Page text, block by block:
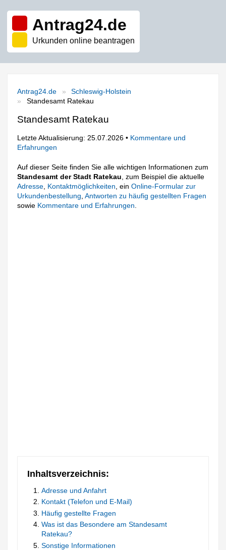
Antrag24.de
Urkunden online beantragen
Antrag24.de
Schleswig-Holstein
Standesamt Ratekau
Standesamt Ratekau
Letzte Aktualisierung: 25.07.2026 • Kommentare und
Erfahrungen
Auf dieser Seite finden Sie alle wichtigen Informationen zum
Standesamt der Stadt Ratekau , zum Beispiel die aktuelle
Adresse Kontaktmöglichkeiten , einOnline-Formular zur
Urkundenbestellung ,Antworten zu häufig gestellten Fragen
sowie Kommentare und Erfahrungen
Inhaltsverzeichnis:
Adresse und Anfahrt
Kontakt (Telefon und E-Mail)
Häufig gestellte Fragen
Was ist das Besondere am Standesamt
Ratekau?
Sonstige Informationen